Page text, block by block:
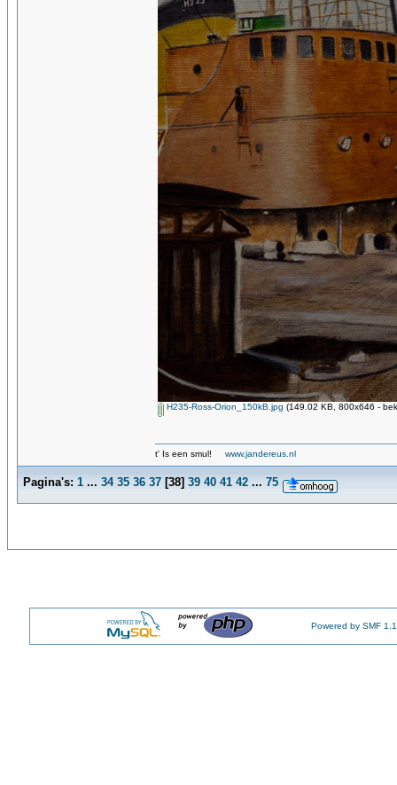
H235-Ross-Orion_150kB.jpg (149.02 KB, 800x646 -
t' Is een smul! www.jandereus.nl
Pagina's: 1 ... 34 35 36 37 [38] 39 40 41 42 ... 75
Powered by SMF